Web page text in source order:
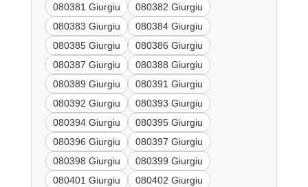
080381 Giurgiu
080382 Giurgiu
080383 Giurgiu
080384 Giurgiu
080385 Giurgiu
080386 Giurgiu
080387 Giurgiu
080388 Giurgiu
080389 Giurgiu
080391 Giurgiu
080392 Giurgiu
080393 Giurgiu
080394 Giurgiu
080395 Giurgiu
080396 Giurgiu
080397 Giurgiu
080398 Giurgiu
080399 Giurgiu
080401 Giurgiu
080402 Giurgiu